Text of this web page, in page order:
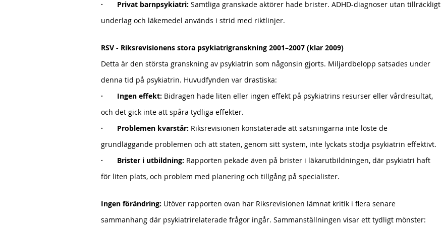
·
Privat barnpsykiatri: Samtliga granskade aktörer hade brister. ADHD-diagnoser utan tillräckligt
underlag och läkemedel används i strid med riktlinjer.
RSV - Riksrevisionens stora psykiatrigranskning 2001–2007 (klar 2009)
Detta är den största granskning av psykiatrin som någonsin gjorts. Miljardbelopp satsades under
denna tid på psykiatrin. Huvudfynden var drastiska:
·
Ingen effekt: Bidragen hade liten eller ingen effekt på psykiatrins resurser eller vårdresultat,
och det gick inte att spåra tydliga effekter.
·
Problemen kvarstår: Riksrevisionen konstaterade att satsningarna inte löste de
grundläggande problemen och att staten, genom sitt system, inte lyckats stödja psykiatrin effektivt.
·
Brister i utbildning: Rapporten pekade även på brister i läkarutbildningen, där psykiatri haft
för liten plats, och problem med planering och tillgång på specialister.
Ingen förändring: Utöver rapporten ovan har Riksrevisionen lämnat kritik i flera senare
sammanhang där psykiatrirelaterade frågor ingår. Sammanställningen visar ett tydligt mönster: